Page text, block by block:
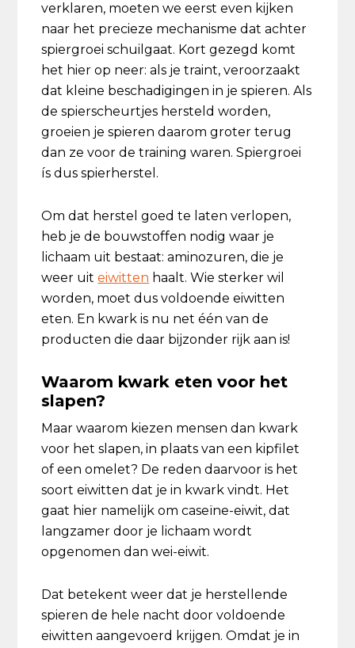
verklaren, moeten we eerst even kijken
naar het precieze mechanisme dat achter
spiergroei schuilgaat. Kort gezegd komt
het hier op neer: als je traint, veroorzaakt
dat kleine beschadigingen in je spieren. Als
de spierscheurtjes hersteld worden,
groeien je spieren daarom groter terug
dan ze voor de training waren. Spiergroei
ís dus spierherstel.
Om dat herstel goed te laten verlopen,
heb je de bouwstoffen nodig waar je
lichaam uit bestaat: aminozuren, die je
weer uiteiwitten haalt. Wie sterker wil
worden, moet dus voldoende eiwitten
eten. En kwark is nu net één van de
producten die daar bijzonder rijk aan is!
Waarom kwark eten voor het
slapen?
Maar waarom kiezen mensen dan kwark
voor het slapen, in plaats van een kipfilet
of een omelet? De reden daarvoor is het
soort eiwitten dat je in kwark vindt. Het
gaat hier namelijk om caseïne-eiwit, dat
langzamer door je lichaam wordt
opgenomen dan wei-eiwit.
Dat betekent weer dat je herstellende
spieren de hele nacht door voldoende
eiwitten aangevoerd krijgen. Omdat je in